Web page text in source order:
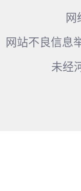
网
网站不良信息
未经